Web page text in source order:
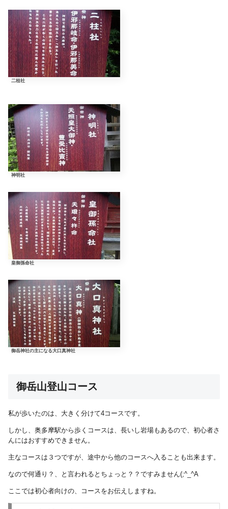
二桂社
神明社
皇御孫命社
御岳神社の主になる大口真神社
御岳山登山コース
私が歩いたのは、大きく分けて4コースです。
しかし、奥多摩駅から歩くコースは、長いし岩場もあるので、初心者さ
んにはおすすめできません。
主なコースは３つですが、途中から他のコースへ入ることも出来ます。
なので何通り？、と言われるとちょっと？？ですみません(;^_^A
ここでは初心者向けの、コースをお伝えしますね。